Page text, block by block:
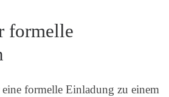
formelle
formelle Einladung zu einem